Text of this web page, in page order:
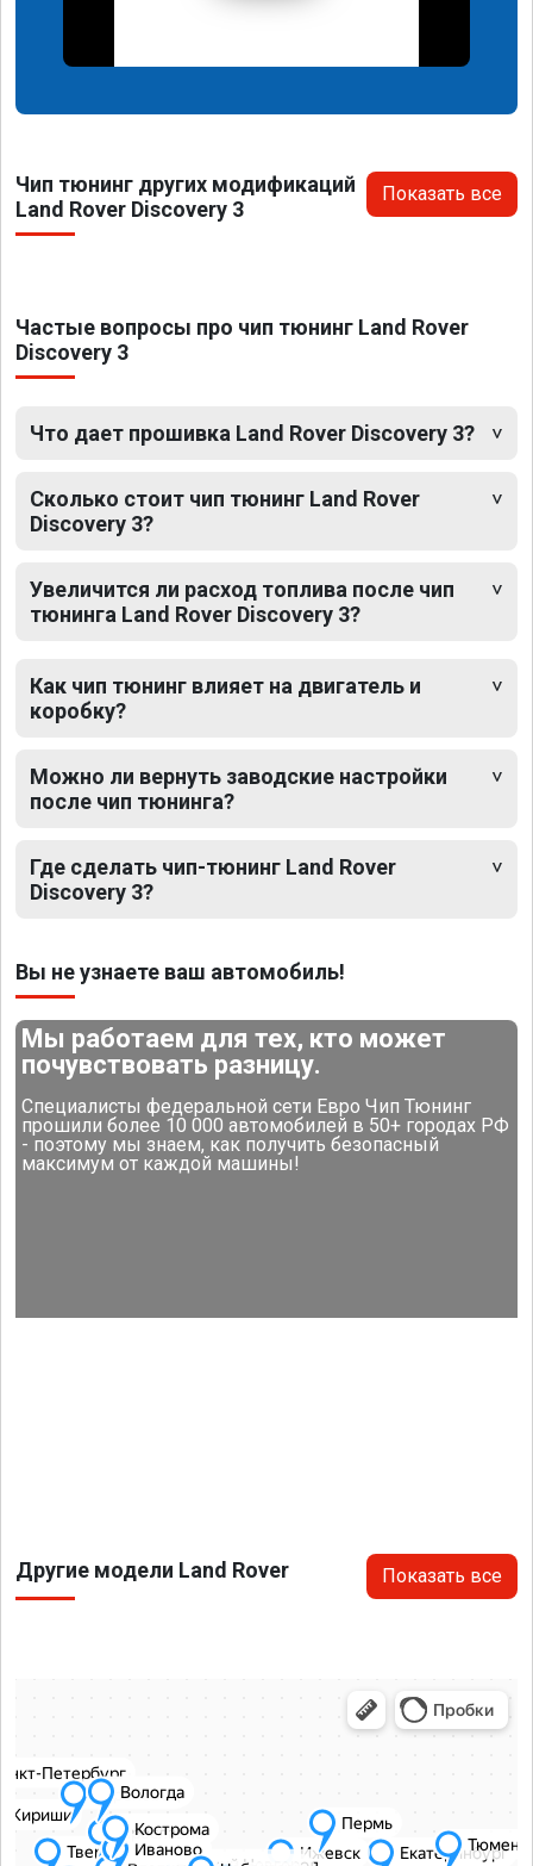
Чип тюнинг других модификаций
Land Rover Discovery 3
Показать все
Частые вопросы про чип тюнинг Land Rover
Discovery 3
Что дает прошивка Land Rover Discovery 3?
Сколько стоит чип тюнинг Land Rover
Discovery 3?
Увеличится ли расход топлива после чип
тюнинга Land Rover Discovery 3?
Как чип тюнинг влияет на двигатель и
коробку?
Можно ли вернуть заводские настройки
после чип тюнинга?
Где сделать чип-тюнинг Land Rover
Discovery 3?
Вы не узнаете ваш автомобиль!
Мы работаем для тех, кто может
почувствовать разницу.
Специалисты федеральной сети Евро Чип Тюнинг
прошили более 10 000 автомобилей в 50+ городах РФ
- поэтому мы знаем, как получить безопасный
максимум от каждой машины!
Другие модели Land Rover Показать все